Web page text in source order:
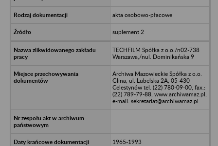
akta osobowo-płacowe
suplement 2
TECHFILM Spółka z o.o./n02-738
Warszawa,/nul. Dominikańska 9
Archiwa Mazowieckie Spółka z o.o.
Glina, ul. Lubelska 2A, 05-430
Celestynów tel. (22) 780-09-00, fax.:
(22) 789-79-88, www.archiwamaz.pl,
e-mail: sekretariat@archiwamaz.pl
1965-1993